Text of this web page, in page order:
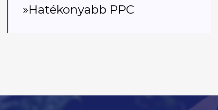
»Hatékonyabb PPC